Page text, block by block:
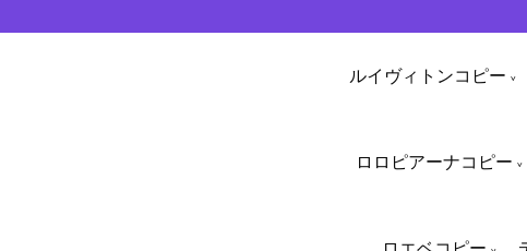
ルイヴィトンコピー
ロロピアーナコピー